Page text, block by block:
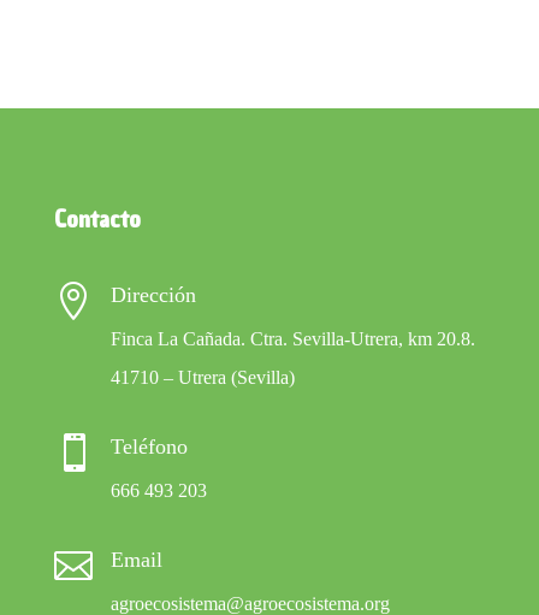
Contacto
 Dirección
Finca La Cañada. Ctra. Sevilla-Utrera, km 20.8.
41710 – Utrera (Sevilla)
 Teléfono
666 493 203
 Email
agroecosistema@agroecosistema.org